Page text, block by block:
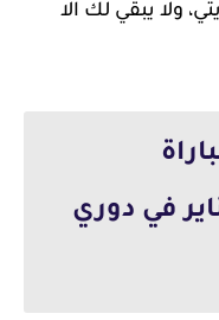
ولا يبقي لك الا
والكويت 9 يناير في دوري